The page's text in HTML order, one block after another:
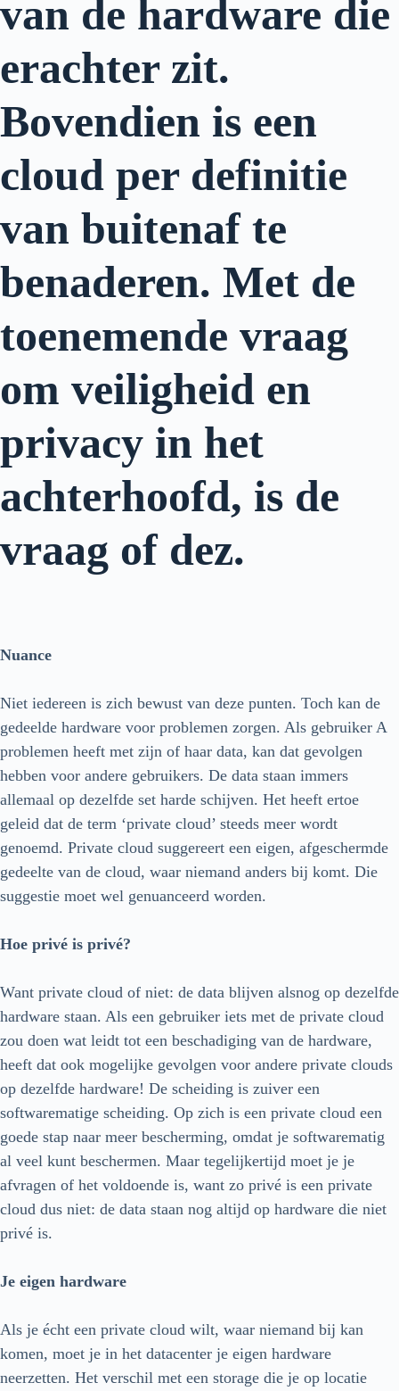
van de hardware die
erachter zit.
Bovendien is een
cloud per definitie
van buitenaf te
benaderen. Met de
toenemende vraag
om veiligheid en
privacy in het
achterhoofd, is de
vraag of dez.
Nuance
Niet iedereen is zich bewust van deze punten. Toch kan de
gedeelde hardware voor problemen zorgen. Als gebruiker A
problemen heeft met zijn of haar data, kan dat gevolgen
hebben voor andere gebruikers. De data staan immers
allemaal op dezelfde set harde schijven. Het heeft ertoe
geleid dat de term ‘private cloud’ steeds meer wordt
genoemd. Private cloud suggereert een eigen, afgeschermde
gedeelte van de cloud, waar niemand anders bij komt. Die
suggestie moet wel genuanceerd worden.
Hoe privé is privé?
Want private cloud of niet: de data blijven alsnog op dezelfde
hardware staan. Als een gebruiker iets met de private cloud
zou doen wat leidt tot een beschadiging van de hardware,
heeft dat ook mogelijke gevolgen voor andere private clouds
op dezelfde hardware! De scheiding is zuiver een
softwarematige scheiding. Op zich is een private cloud een
goede stap naar meer bescherming, omdat je softwarematig
al veel kunt beschermen. Maar tegelijkertijd moet je je
afvragen of het voldoende is, want zo privé is een private
cloud dus niet: de data staan nog altijd op hardware die niet
privé is.
Je eigen hardware
Als je écht een private cloud wilt, waar niemand bij kan
komen, moet je in het datacenter je eigen hardware
neerzetten. Het verschil met een storage die je op locatie